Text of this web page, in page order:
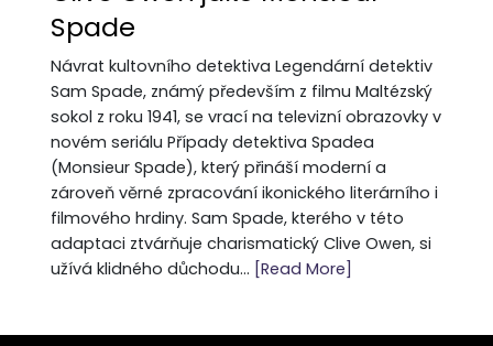
Spade
Návrat kultovního detektiva Legendární detektiv
Sam Spade, známý především z filmu Maltézský
sokol z roku 1941, se vrací na televizní obrazovky v
novém seriálu Případy detektiva Spadea
(Monsieur Spade), který přináší moderní a
zároveň věrné zpracování ikonického literárního i
filmového hrdiny. Sam Spade, kterého v této
adaptaci ztvárňuje charismatický Clive Owen, si
užívá klidného důchodu... [Read More]